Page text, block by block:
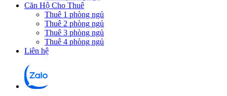
Căn Hộ Cho Thuê
Thuê 1 phòng ngủ
Thuê 2 phòng ngủ
Thuê 3 phòng ngủ
Thuê 4 phòng ngủ
Liên hệ